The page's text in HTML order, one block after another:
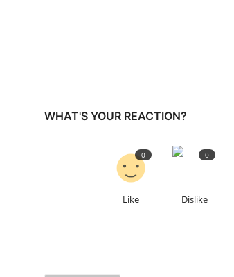
WHAT'S YOUR REACTION?
Like
0
Dislike
0